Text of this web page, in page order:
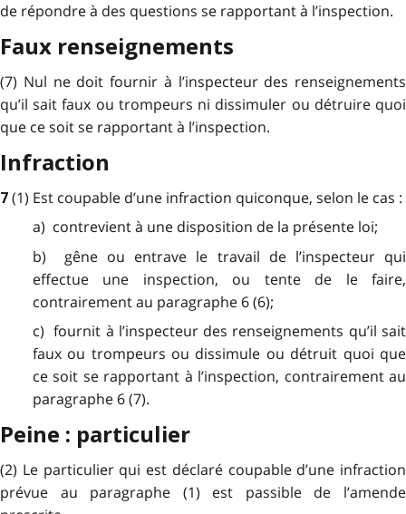
de répondre à des questions se rapportant à l’inspection.
Faux renseignements
(7) Nul ne doit fournir à l’inspecteur des renseignements
qu’il sait faux ou trompeurs ni dissimuler ou détruire quoi
que ce soit se rapportant à l’inspection.
Infraction
7 (1) Est coupable d’une infraction quiconque, selon le cas :
a) contrevient à une disposition de la présente loi;
b) gêne ou entrave le travail de l’inspecteur qui
effectue une inspection, ou tente de le faire,
contrairement au paragraphe 6 (6);
c) fournit à l’inspecteur des renseignements qu’il sait
faux ou trompeurs ou dissimule ou détruit quoi que
ce soit se rapportant à l’inspection, contrairement au
paragraphe 6 (7).
Peine : particulier
(2) Le particulier qui est déclaré coupable d’une infraction
prévue au paragraphe (1) est passible de l’amende